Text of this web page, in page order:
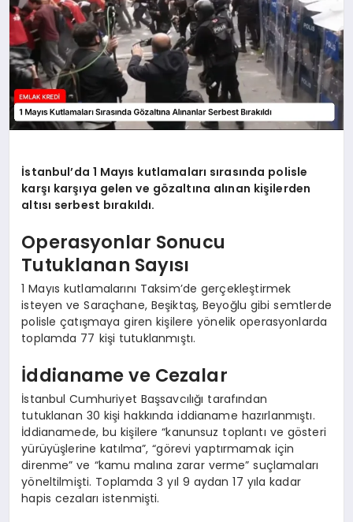
İstanbul’da 1 Mayıs kutlamaları sırasında polisle
karşı karşıya gelen ve gözaltına alınan kişilerden
altısı serbest bırakıldı.
Operasyonlar Sonucu
Tutuklanan Sayısı
1 Mayıs kutlamalarını Taksim’de gerçekleştirmek
isteyen ve Saraçhane, Beşiktaş, Beyoğlu gibi semtlerde
polisle çatışmaya giren kişilere yönelik operasyonlarda
toplamda 77 kişi tutuklanmıştı.
İddianame ve Cezalar
İstanbul Cumhuriyet Başsavcılığı tarafından
tutuklanan 30 kişi hakkında iddianame hazırlanmıştı.
İddianamede, bu kişilere “kanunsuz toplantı ve gösteri
yürüyüşlerine katılma”, “görevi yaptırmamak için
direnme” ve “kamu malına zarar verme” suçlamaları
yöneltilmişti. Toplamda 3 yıl 9 aydan 17 yıla kadar
hapis cezaları istenmişti.